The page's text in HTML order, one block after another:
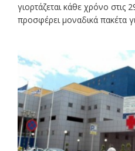
γιορτάζεται κάθε χρόνο στις
προσφέρει μοναδικά πακέτα